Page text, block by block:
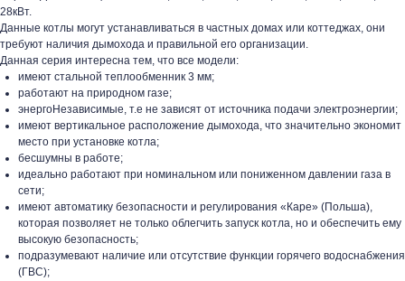
28кВт.
Данные котлы могут устанавливаться в частных домах или коттеджах, они
требуют наличия дымохода и правильной его организации.
Данная серия интересна тем, что все модели:
имеют стальной теплообменник 3 мм;
работают на природном газе;
энергоНезависимые, т.е не зависят от источника подачи электроэнергии;
имеют вертикальное расположение дымохода, что значительно экономит
место при установке котла;
бесшумны в работе;
идеально работают при номинальном или пониженном давлении газа в
сети;
имеют автоматику безопасности и регулирования «Каре» (Польша),
которая позволяет не только облегчить запуск котла, но и обеспечить ему
высокую безопасность;
подразумевают наличие или отсутствие функции горячего водоснабжения
(ГВС);